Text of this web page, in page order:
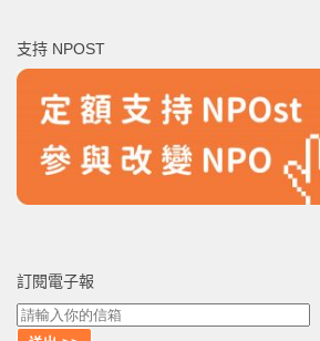
字:
支持 NPOST
訂閱電子報